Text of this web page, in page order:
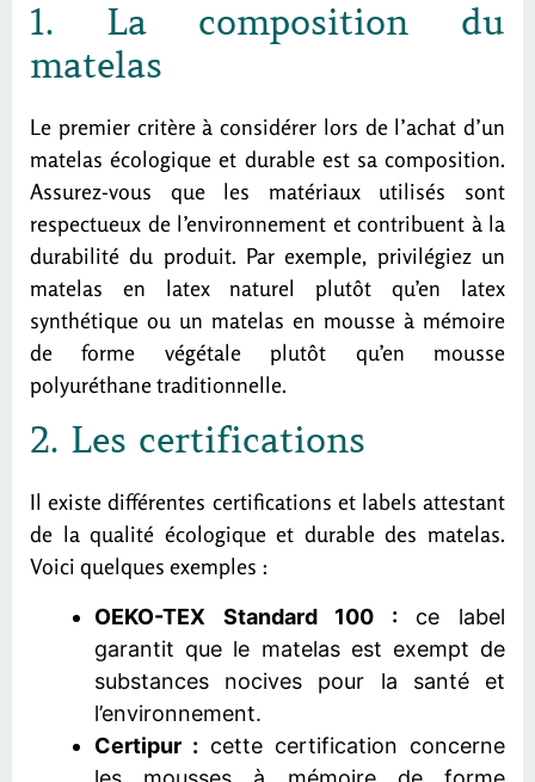
1. La composition du
matelas
Le premier critère à considérer lors de l’achat d’un
matelas écologique et durable est sa composition.
Assurez-vous que les matériaux utilisés sont
respectueux de l’environnement et contribuent à la
durabilité du produit. Par exemple, privilégiez un
matelas en latex naturel plutôt qu’en latex
synthétique ou un matelas en mousse à mémoire
de forme végétale plutôt qu’en mousse
polyuréthane traditionnelle.
2. Les certifications
Il existe différentes certifications et labels attestant
de la qualité écologique et durable des matelas.
Voici quelques exemples :
OEKO-TEX Standard 100 :ce label
garantit que le matelas est exempt de
substances nocives pour la santé et
l’environnement.
Certipur : cette certification concerne